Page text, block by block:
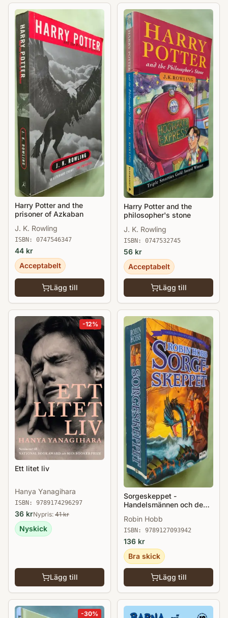
Harry Potter and the
prisoner of Azkaban
J. K. Rowling
ISBN: 0747546347
44 kr
Acceptabelt
Lägg till
Harry Potter and the
philosopher's stone
J. K. Rowling
ISBN: 0747532745
56 kr
Acceptabelt
Lägg till
-12%
Ett litet liv
Hanya Yanagihara
ISBN: 9789174296297
36 krNypris: 41kr
Nyskick
Lägg till
Sorgeskeppet -
Handelsmännen och de
Robin Hobb
ISBN: 9789127093942
136 kr
Bra skick
Lägg till
-30%